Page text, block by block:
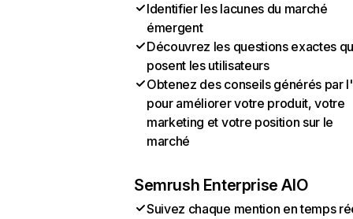
Identifier les lacunes du marché
émergent
Découvrez les questions exactes
posent les utilisateurs
Obtenez des conseils générés par
pour améliorer votre produit, votre
marketing et votre position sur le
marché
Semrush Enterprise AIO
Suivez chaque mention en temps